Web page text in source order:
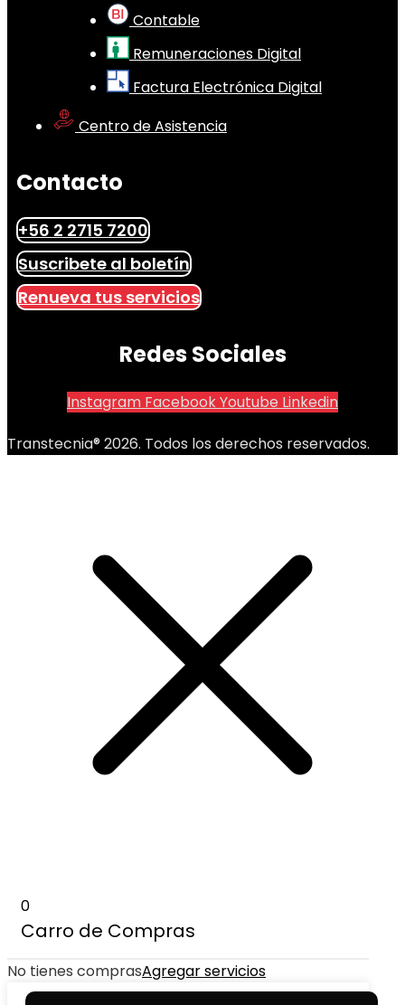
Contable
Remuneraciones Digital
Factura Electrónica Digital
Centro de Asistencia
Contacto
+56 2 2715 7200
Suscribete al boletín
Renueva tus servicios
Redes Sociales
Instagram FacebookYoutube Linkedin
Transtecnia® 2026. Todos los derechos reservados.
0
Carro de Compras
No tienes comprasAgregar servicios